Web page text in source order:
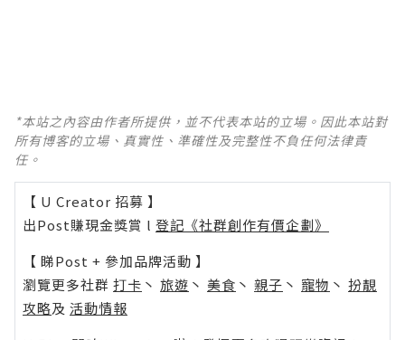
*本站之內容由作者所提供，並不代表本站的立場。因此本站對
所有博客的立場、真實性、準確性及完整性不負任何法律責
任。
【 U Creator 招募 】
出Post賺現金獎賞 l 登記《社群創作有價企劃》
【 睇Post + 參加品牌活動 】
瀏覽更多社群 打卡 丶 旅遊 丶 美食 丶 親子 丶 寵物 丶 扮靚
攻略及 活動情報